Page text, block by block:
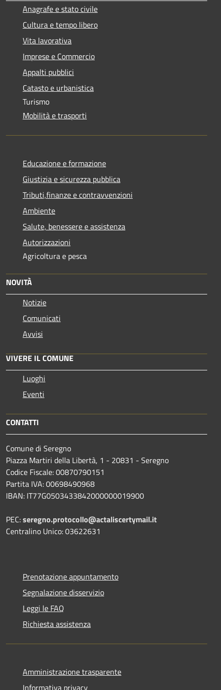
Anagrafe e stato civile
Cultura e tempo libero
Vita lavorativa
Imprese e Commercio
Appalti pubblici
Catasto e urbanistica
Turismo
Mobilità e trasporti
Educazione e formazione
Giustizia e sicurezza pubblica
Tributi,finanze e contravvenzioni
Ambiente
Salute, benessere e assistenza
Autorizzazioni
Agricoltura e pesca
NOVITÀ
Notizie
Comunicati
Avvisi
VIVERE IL COMUNE
Luoghi
Eventi
CONTATTI
Comune di Seregno
Piazza Martiri della Libertà, 1 - 20831 - Seregno
Codice Fiscale: 00870790151
Partita IVA: 00698490968
IBAN: IT77G0503433842000000019900
PEC:seregno.protocollo@actaliscertymail.it
Centralino Unico: 03622631
Prenotazione appuntamento
Segnalazione disservizio
Leggi le FAQ
Richiesta assistenza
Amministrazione trasparente
Informativa privacy